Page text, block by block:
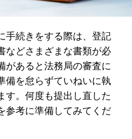
手続きをする際は、登記
などさまざまな書類が必
があると法務局の審査に
備を怠らずていねいに執
す。何度も提出し直した
参考に準備してみてくだ